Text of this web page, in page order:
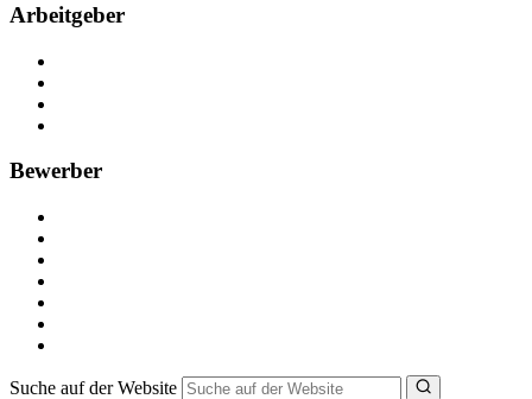
Arbeitgeber
Bewerber
Suche auf der Website